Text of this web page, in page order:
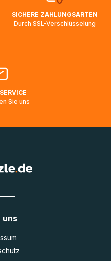
Zustellorganisation weiter
falls Ihr Paket
Europa mehrere Tage
SICHERE ZAHLUNGSARTEN
Durch SSL-Verschlüsselung
Sie uns
uns